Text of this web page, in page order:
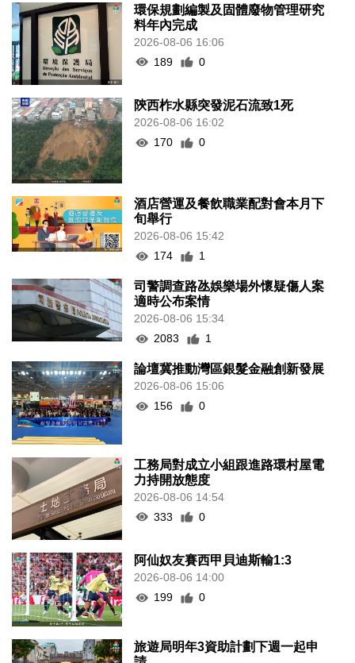
環保規劃編製及固體廢物管理研究
料年內完成
2026-08-06 16:06
189
0
陝西柞水縣突發泥石流致1死
2026-08-06 16:02
170
0
酒店營運及餐飲職業配對會本月下
旬舉行
2026-08-06 15:42
174
1
司警調查路氹娛樂場外懷疑傷人案
適時公布案情
2026-08-06 15:34
2083
1
論壇冀推動灣區銀髮金融創新發展
2026-08-06 15:06
156
0
工務局對成立小組跟進路環村屋電
力持開放態度
2026-08-06 14:54
333
0
阿仙奴友賽西甲貝迪斯輸1:3
2026-08-06 14:00
199
0
旅遊局明年3資助計劃下週一起申